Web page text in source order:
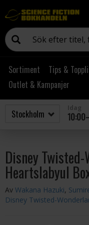
Sortiment Tips &
Outlet & Kampanjer
Disney
Heartslabyul
Av Wakana Hazuki,
Disney Twisted-